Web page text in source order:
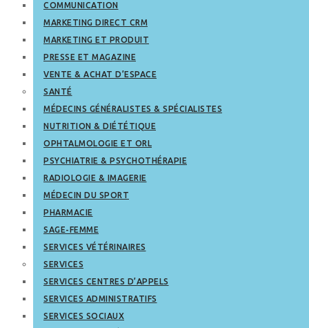
COMMUNICATION
MARKETING DIRECT CRM
MARKETING ET PRODUIT
PRESSE ET MAGAZINE
VENTE & ACHAT D’ESPACE
SANTÉ
MÉDECINS GÉNÉRALISTES & SPÉCIALISTES
NUTRITION & DIÉTÉTIQUE
OPHTALMOLOGIE ET ORL
PSYCHIATRIE & PSYCHOTHÉRAPIE
RADIOLOGIE & IMAGERIE
MÉDECIN DU SPORT
PHARMACIE
SAGE-FEMME
SERVICES VÉTÉRINAIRES
SERVICES
SERVICES CENTRES D’APPELS
SERVICES ADMINISTRATIFS
SERVICES SOCIAUX